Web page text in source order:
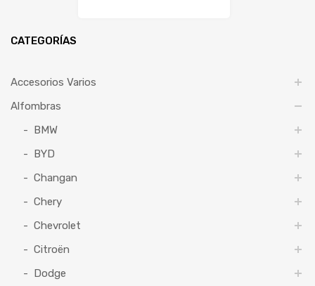
CATEGORÍAS
Accesorios Varios
Alfombras
BMW
BYD
Changan
Chery
Chevrolet
Citroën
Dodge